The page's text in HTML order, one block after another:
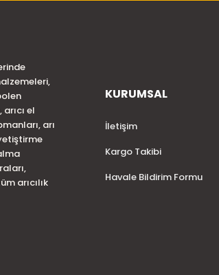
el
arı
arıcılık
KURUMSAL
İletişim
Kargo Takibi
Havale Bildirim Formu